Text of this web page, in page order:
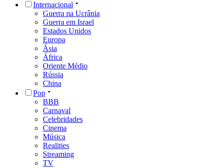
Internacional
Guerra na Ucrânia
Guerra em Israel
Estados Unidos
Europa
Ásia
África
Oriente Médio
Rússia
China
Pop
BBB
Carnaval
Celebridades
Cinema
Música
Realities
Streaming
TV